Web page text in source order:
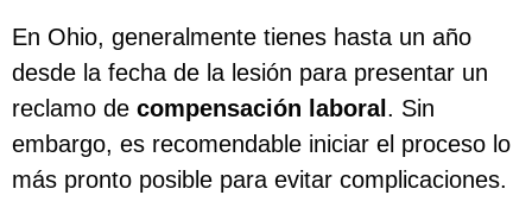
En Ohio, generalmente tienes hasta un año
desde la fecha de la lesión para presentar un
reclamo de compensación laboral . Sin
embargo, es recomendable iniciar el proceso lo
más pronto posible para evitar complicaciones.